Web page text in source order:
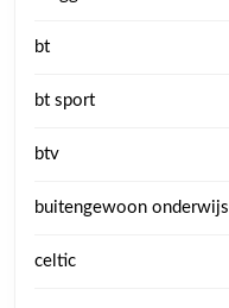
bt
bt sport
btv
buitengewoon onderwijs
celtic